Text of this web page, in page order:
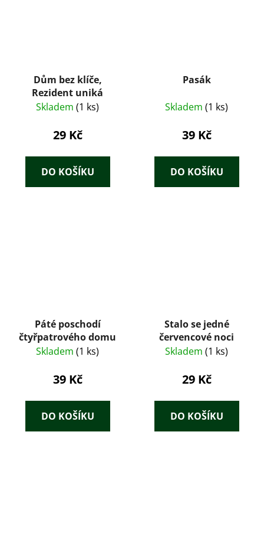
Dům bez klíče,
Rezident uniká
Skladem (1 ks)
29 Kč
DO KOŠÍKU
Pasák
Skladem (1 ks)
39 Kč
DO KOŠÍKU
Páté poschodí
čtyřpatrového domu
Skladem (1 ks)
39 Kč
DO KOŠÍKU
Stalo se jedné
červencové noci
Skladem (1 ks)
29 Kč
DO KOŠÍKU